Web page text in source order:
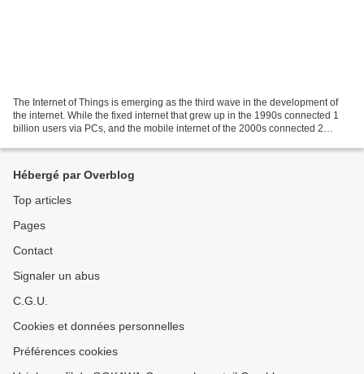
The Internet of Things is emerging as the third wave in the development of
the internet. While the fixed internet that grew up in the 1990s connected 1
billion users via PCs, and the mobile internet of the 2000s connected 2
Hébergé par Overblog
Top articles
Pages
Contact
Signaler un abus
C.G.U.
Cookies et données personnelles
Préférences cookies